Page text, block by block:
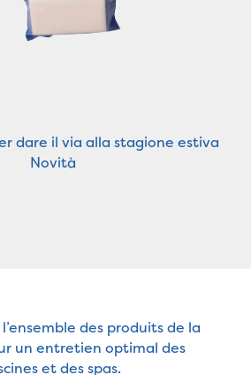
dare il via alla stagione estiva
Novità
des produits de la
un entretien optimal des
et des spas.